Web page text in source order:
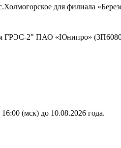
для филиала
ГРЭС-2" ПАО «Юнипро»
(мск) до 10.08.2026 года.